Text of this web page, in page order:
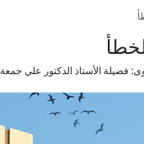
فضيلة الأستاذ الدكتور علي جمعة